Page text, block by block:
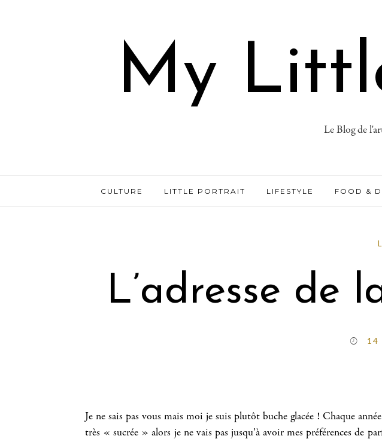
My
Le Blog de
CULTURE LITTLE PORTRAIT LIFESTYLE FOOD &
L’adresse de
14
Je ne sais pas vous mais moi je suis plutôt buche glacée ! Chaque
très « sucrée » alors je ne vais pas jusqu’à avoir mes préférences de